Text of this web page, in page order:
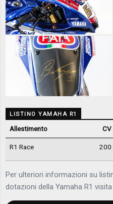
LISTINO YAMAHA R1
Allestimento
R1 Race 200
Per ulteriori informazioni su
dotazioni della Yamaha R1